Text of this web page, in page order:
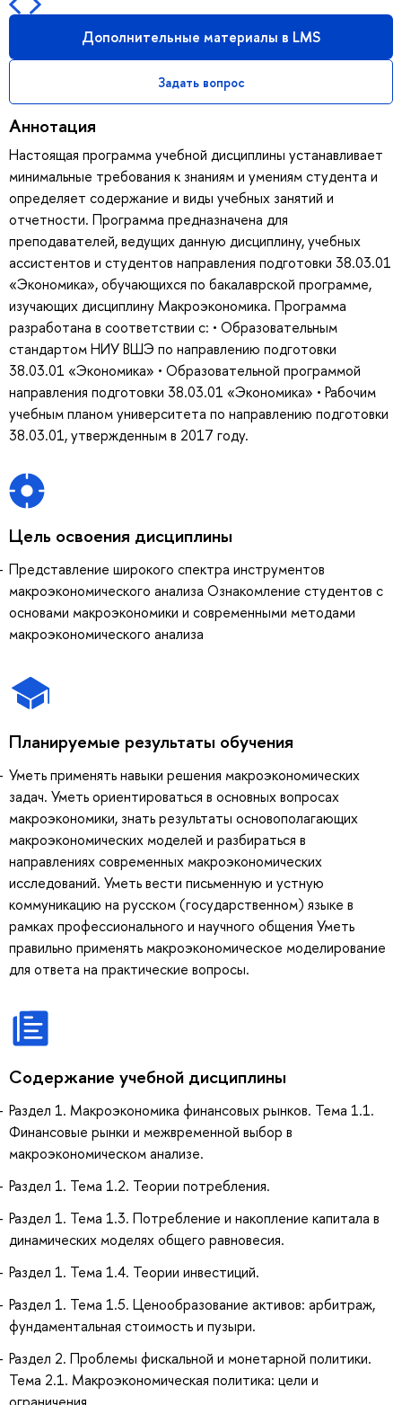
Дополнительные материалы в LMS
Задать вопрос
Аннотация
Настоящая программа учебной дисциплины устанавливает
минимальные требования к знаниям и умениям студента и
определяет содержание и виды учебных занятий и
отчетности. Программа предназначена для
преподавателей, ведущих данную дисциплину, учебных
ассистентов и студентов направления подготовки 38.03.01
«Экономика», обучающихся по бакалаврской программе,
изучающих дисциплину Макроэкономика. Программа
разработана в соответствии с: • Образовательным
стандартом НИУ ВШЭ по направлению подготовки
38.03.01 «Экономика» • Образовательной программой
направления подготовки 38.03.01 «Экономика» • Рабочим
учебным планом университета по направлению подготовки
38.03.01, утвержденным в 2017 году.
Цель освоения дисциплины
Представление широкого спектра инструментов
макроэкономического анализа Ознакомление студентов с
основами макроэкономики и современными методами
макроэкономического анализа
Планируемые результаты обучения
Уметь применять навыки решения макроэкономических
задач. Уметь ориентироваться в основных вопросах
макроэкономики, знать результаты основополагающих
макроэкономических моделей и разбираться в
направлениях современных макроэкономических
исследований. Уметь вести письменную и устную
коммуникацию на русском (государственном) языке в
рамках профессионального и научного общения Уметь
правильно применять макроэкономическое моделирование
для ответа на практические вопросы.
Содержание учебной дисциплины
Раздел 1. Макроэкономика финансовых рынков. Тема 1.1.
Финансовые рынки и межвременной выбор в
макроэкономическом анализе.
Раздел 1. Тема 1.2. Теории потребления.
Раздел 1. Тема 1.3. Потребление и накопление капитала в
динамических моделях общего равновесия.
Раздел 1. Тема 1.4. Теории инвестиций.
Раздел 1. Тема 1.5. Ценообразование активов: арбитраж,
фундаментальная стоимость и пузыри.
Раздел 2. Проблемы фискальной и монетарной политики.
Тема 2.1. Макроэкономическая политика: цели и